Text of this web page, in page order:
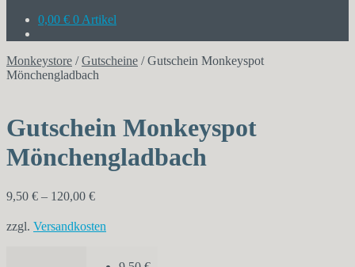
0,00 € 0 Artikel
Monkeystore /Gutscheine /Gutschein Monkeyspot
Mönchengladbach
Gutschein Monkeyspot
Mönchengladbach
9,50 € – 120,00 €
zzgl. Versandkosten